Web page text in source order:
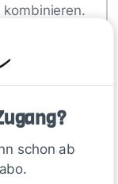
schon ab